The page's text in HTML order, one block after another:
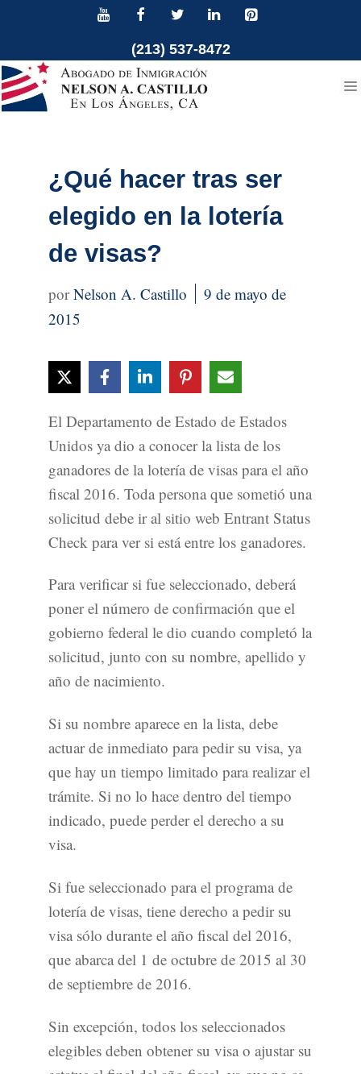
contenido
(213) 537-8472
¿Qué hacer tras ser
elegido en la lotería
de visas?
Nelson A. Castillo
9 de mayo de
2015
El Departamento de Estado de Estados
Unidos ya dio a conocer la lista de los
ganadores de la lotería de visas para el año
fiscal 2016. Toda persona que sometió una
solicitud debe ir al sitio web Entrant Status
Check para ver si está entre los ganadores.
Para verificar si fue seleccionado, deberá
poner el número de confirmación que el
gobierno federal le dio cuando completó la
solicitud, junto con su nombre, apellido y
año de nacimiento.
Si su nombre aparece en la lista, debe
actuar de inmediato para pedir su visa, ya
que hay un tiempo limitado para realizar el
trámite. Si no lo hace dentro del tiempo
indicado, puede perder el derecho a su
visa.
Si fue seleccionado para el programa de
lotería de visas, tiene derecho a pedir su
visa sólo durante el año fiscal del 2016,
que abarca del 1 de octubre de 2015 al 30
de septiembre de 2016.
Sin excepción, todos los seleccionados
elegibles deben obtener su visa o ajustar su